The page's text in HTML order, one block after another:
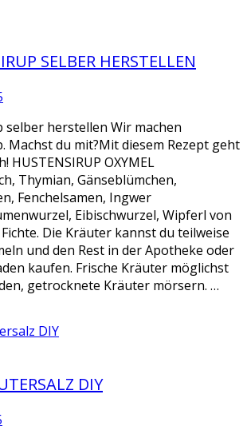
SELBER HERSTELLEN
selber herstellen Wir machen
Machst du mit?Mit diesem Rezept geht
HUSTENSIRUP OXYMEL
Thymian, Gänseblümchen,
Fenchelsamen, Ingwer
Eibischwurzel, Wipferl von
Die Kräuter kannst du teilweise
und den Rest in der Apotheke oder
kaufen. Frische Kräuter möglichst
getrocknete Kräuter mörsern. …
DIY